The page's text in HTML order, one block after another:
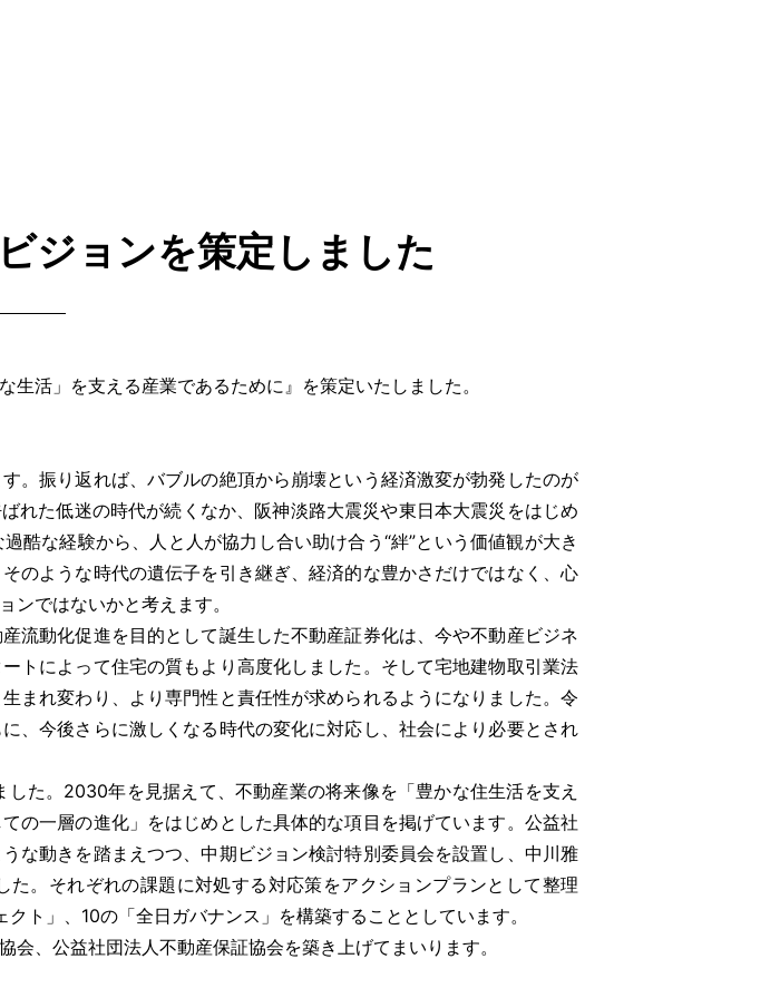
ジョンを策定しました
活」を支える産業であるために』を策定いたしました。
。振り返れば、バブルの絶頂から崩壊という経済激変が勃発したのが
れた低迷の時代が続くなか、阪神淡路大震災や東日本大震災をはじめ
酷な経験から、人と人が協力し合い助け合う“絆”という価値観が大き
のような時代の遺伝子を引き継ぎ、経済的な豊かさだけではなく、心
ンではないかと考えます。
流動化促進を目的として誕生した不動産証券化は、今や不動産ビジネ
トによって住宅の質もより高度化しました。そして宅地建物取引業法
まれ変わり、より専門性と責任性が求められるようになりました。令
、今後さらに激しくなる時代の変化に対応し、社会により必要とされ
た。2030年を見据えて、不動産業の将来像を「豊かな住生活を支え
の一層の進化」をはじめとした具体的な項目を掲げています。公益社
な動きを踏まえつつ、中期ビジョン検討特別委員会を設置し、中川雅
。それぞれの課題に対処する対応策をアクションプランとして整理
ト」、10の「全日ガバナンス」を構築することとしています。
、公益社団法人不動産保証協会を築き上げてまいります。